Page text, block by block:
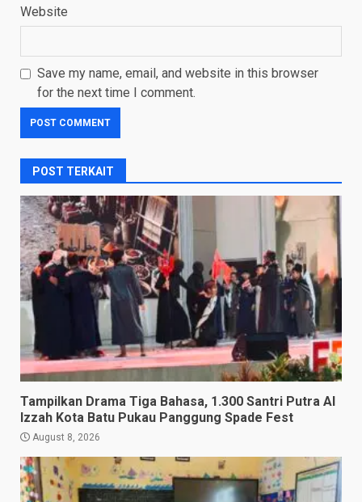
Website
Save my name, email, and website in this browser
for the next time I comment.
POST TERKAIT
Tampilkan Drama Tiga Bahasa, 1.300 Santri Putra Al
Izzah Kota Batu Pukau Panggung Spade Fest
August 8, 2026